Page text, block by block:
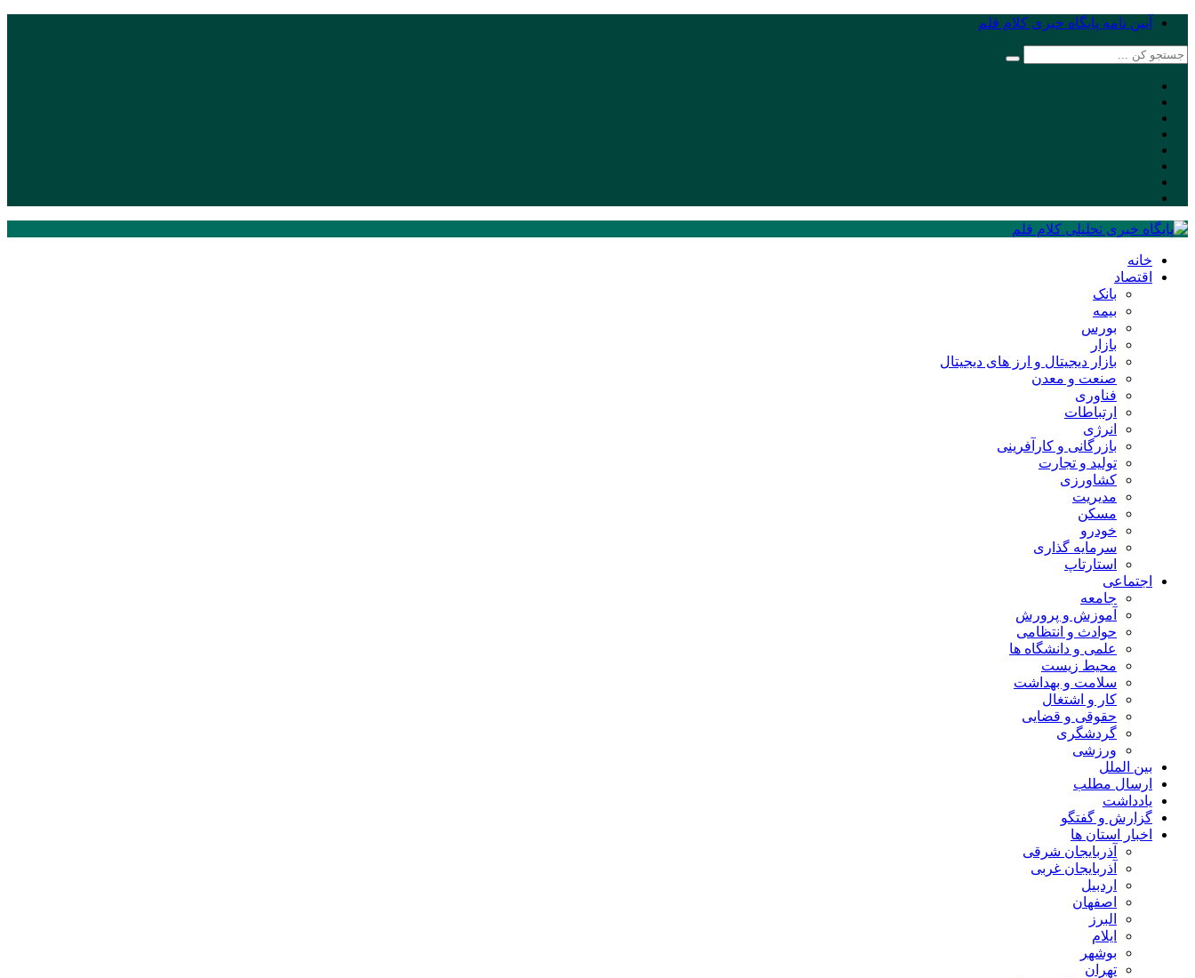
آیین نامه پایگاه خبری کلام قلم
خانه
اقتصاد
بانک
بیمه
بورس
بازار
بازار دیجیتال و ارز های دیجیتال
صنعت و معدن
فناوری
ارتباطات
انرژی
بازرگانی و کارآفرینی
تولید و تجارت
کشاورزی
مدیریت
مسکن
خودرو
سرمایه گذاری
استارتاپ
اجتماعی
جامعه
آموزش و پرورش
حوادث و انتظامی
علمی و دانشگاه ها
محیط زیست
سلامت و بهداشت
کار و اشتغال
حقوقی و قضایی
گردشگری
ورزشی
بین الملل
ارسال مطلب
یادداشت
گزارش و گفتگو
اخبار استان ها
آذربایجان شرقی
آذربایجان غربی
اردبیل
اصفهان
البرز
ایلام
بوشهر
تهران